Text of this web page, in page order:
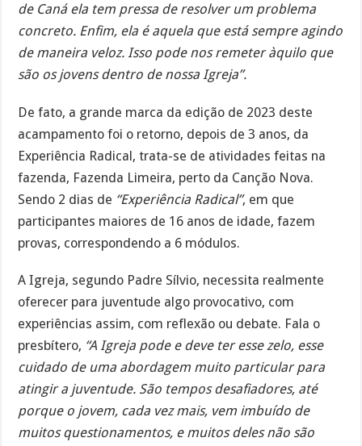
de Caná ela tem pressa de resolver um problema
concreto. Enfim, ela é aquela que está sempre agindo
de maneira veloz. Isso pode nos remeter àquilo que
são os jovens dentro de nossa Igreja”.
De fato, a grande marca da edição de 2023 deste
acampamento foi o retorno, depois de 3 anos, da
Experiência Radical, trata-se de atividades feitas na
fazenda, Fazenda Limeira, perto da Canção Nova.
Sendo 2 dias de “Experiência Radical”, em que
participantes maiores de 16 anos de idade, fazem
provas, correspondendo a 6 módulos.
A Igreja, segundo Padre Sílvio, necessita realmente
oferecer para juventude algo provocativo, com
experiências assim, com reflexão ou debate. Fala o
presbítero, “A Igreja pode e deve ter esse zelo, esse
cuidado de uma abordagem muito particular para
atingir a juventude. São tempos desafiadores, até
porque o jovem, cada vez mais, vem imbuído de
muitos questionamentos, e muitos deles não são